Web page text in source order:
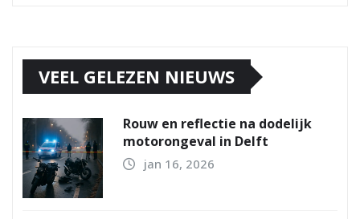
VEEL GELEZEN NIEUWS
Rouw en reflectie na dodelijk
motorongeval in Delft
jan 16, 2026